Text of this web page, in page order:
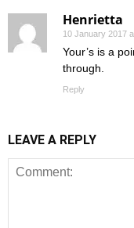
Henrietta
10 January 2017
Your’s is a
through.
Reply
LEAVE A REPLY